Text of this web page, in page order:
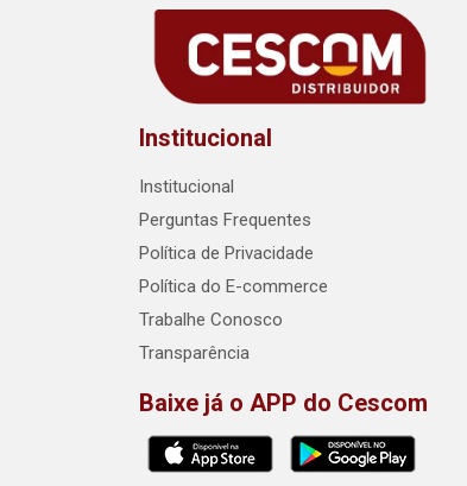
Institucional
Institucional
Perguntas Frequentes
Política de Privacidade
Política do E-commerce
Trabalhe Conosco
Transparência
Baixe já o APP do Cescom